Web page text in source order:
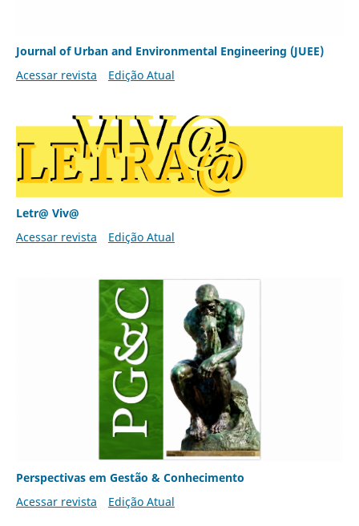
Journal of Urban and Environmental Engineering (JUEE)
Acessar revista
Edição Atual
Letr@ Viv@
Acessar revista
Edição Atual
Perspectivas em Gestão & Conhecimento
Acessar revista
Edição Atual